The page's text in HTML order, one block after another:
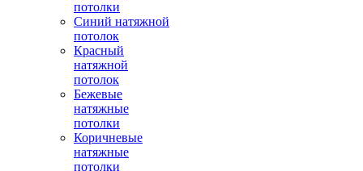
потолки
Синий натяжной
потолок
Красный
натяжной
потолок
Бежевые
натяжные
потолки
Коричневые
натяжные
потолки